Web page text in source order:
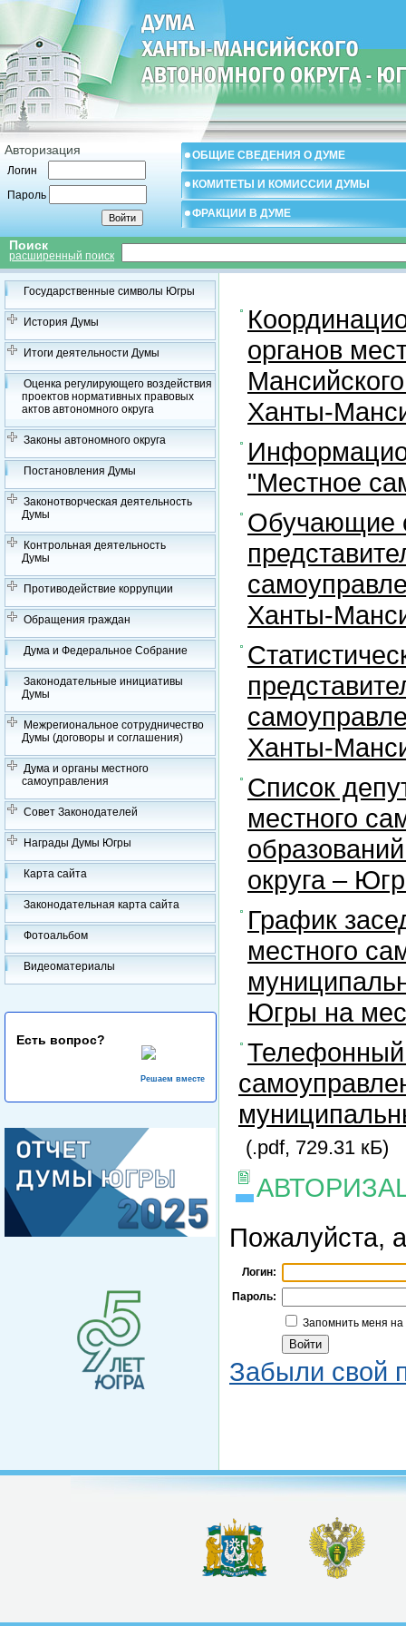
Авторизация
Логин
Пароль
ОБЩИЕ СВЕДЕНИЯ О ДУМЕ
КОМИТЕТЫ И КОМИССИИ ДУМЫ
ФРАКЦИИ В ДУМЕ
Поиск
расширенный поиск
Государственные символы Югры
История Думы
Итоги деятельности Думы
Оценка регулирующего воздействия
проектов нормативных правовых
актов автономного округа
Законы автономного округа
Постановления Думы
Законотворческая деятельность
Думы
Контрольная деятельность
Думы
Противодействие коррупции
Обращения граждан
Дума и Федеральное Собрание
Законодательные инициативы
Думы
Межрегиональное сотрудничество
Думы (договоры и соглашения)
Дума и органы местного
самоуправления
Совет Законодателей
Награды Думы Югры
Карта сайта
Законодательная карта сайта
Фотоальбом
Видеоматериалы
Есть вопрос?
Решаем вместе
органов
Ханты-
"Местное
Обучающие
Ханты-
Ханты-
Список
местного
округа –
График
местного
Югры на
Телефонный
(.pdf, 729.31 кБ)
Пожалуйста,
Логин:
Пароль:
Запомнить меня
Забыли свой